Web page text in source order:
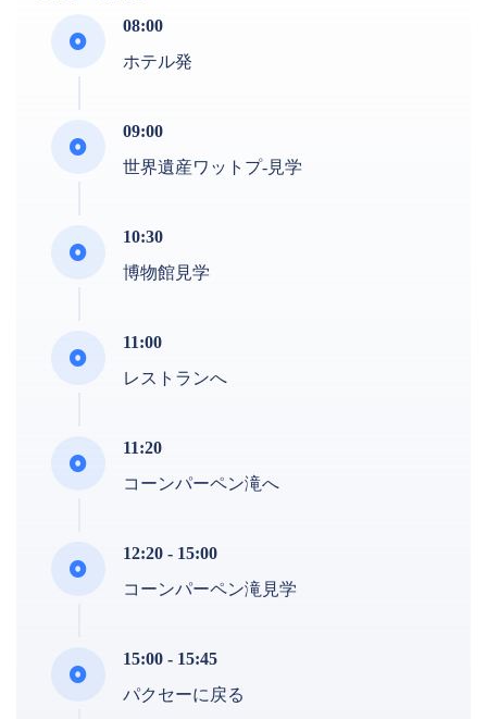
08:00
ホテル発
09:00
世界遺産ワットプ-見学
10:30
博物館見学
11:00
レストランへ
11:20
コーンパーペン滝へ
12:20 - 15:00
コーンパーペン滝見学
15:00 - 15:45
パクセーに戻る